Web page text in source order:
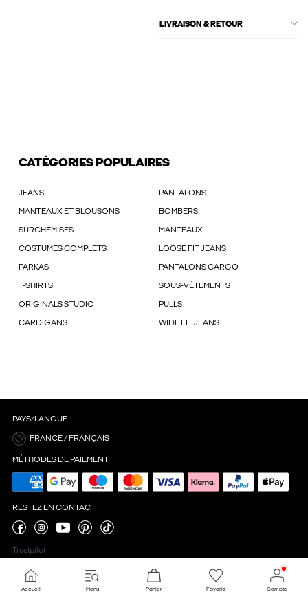
LIVRAISON & RETOUR
CATÉGORIES POPULAIRES
JEANS PANTALONS
MANTEAUX ET BLOUSONS BOMBERS
SURCHEMISES MANTEAUX
COSTUMES COMPLETS LOOSE FIT JEANS
PARKAS PANTALONS CARGO
T-SHIRTS SOUS-VÊTEMENTS
ORIGINALS STUDIO PULLS
CARDIGANS WIDE FIT JEANS
PAYS/LANGUE
FRANCE / FRANÇAIS
MÉTHODES DE PAIEMENT
RESTEZ EN CONTACT
Trustpilot
Accueil Menu Panier Favoris Compte